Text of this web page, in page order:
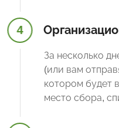
4
За несколько
(или вам
котором будет
место сбора,